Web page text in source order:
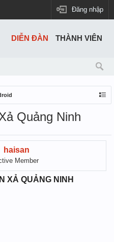
Đăng nhập
Quảng Ninh
haisan
Member
XẢ QUẢNG NINH
DIỄN ĐÀN THÀNH VIÊN